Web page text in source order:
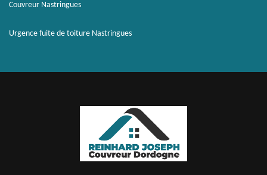
Couvreur Nastringues
Urgence fuite de toiture Nastringues